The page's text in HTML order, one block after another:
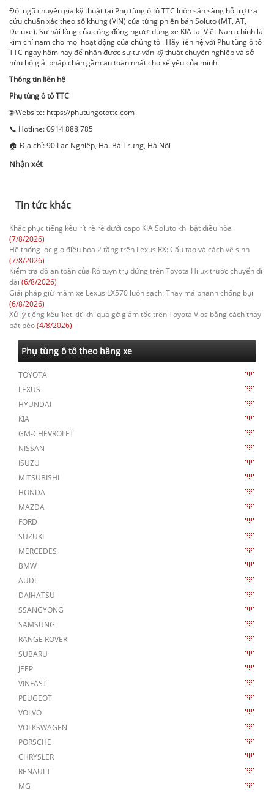
Đội ngũ chuyên gia kỹ thuật tại Phụ tùng ô tô TTC luôn sẵn sàng hỗ trợ tra
cứu chuẩn xác theo số khung (VIN) của từng phiên bản Soluto (MT, AT,
Deluxe). Sự hài lòng của cộng đồng người dùng xe KIA tại Việt Nam chính là
kim chỉ nam cho mọi hoạt động của chúng tôi. Hãy liên hệ với Phụ tùng ô tô
TTC ngay hôm nay để nhận được sự tư vấn kỹ thuật chuyên nghiệp và sở
hữu bộ giải pháp chân gầm an toàn nhất cho xế yêu của mình.
Thông tin liên hệ
Phụ tùng ô tô TTC
🌐 Website: https://phutungotottc.com
📞 Hotline: 0914 888 785
🏠 Địa chỉ: 90 Lạc Nghiệp, Hai Bà Trưng, Hà Nội
Nhận xét
Tin tức khác
Khắc phục tiếng kêu rít rè rè dưới capo KIA Soluto khi bật điều hòa
(7/8/2026)
Hệ thống lọc gió điều hòa 2 tầng trên Lexus RX: Cấu tạo và cách vệ sinh
(7/8/2026)
Kiểm tra độ an toàn của Rô tuyn trụ đứng trên Toyota Hilux trước chuyến đi
dài (6/8/2026)
Giải pháp giữ mâm xe Lexus LX570 luôn sạch: Thay má phanh chống bụi
(6/8/2026)
Xử lý tiếng kêu ’kẹt kịt’ khi qua gờ giảm tốc trên Toyota Vios bằng cách thay
bát bèo(4/8/2026)
Phụ tùng ô tô theo hãng xe
TOYOTA
LEXUS
HYUNDAI
KIA
GM-CHEVROLET
NISSAN
ISUZU
MITSUBISHI
HONDA
MAZDA
FORD
SUZUKI
MERCEDES
BMW
AUDI
DAIHATSU
SSANGYONG
SAMSUNG
RANGE ROVER
SUBARU
JEEP
VINFAST
PEUGEOT
VOLVO
VOLKSWAGEN
PORSCHE
CHRYSLER
RENAULT
MG